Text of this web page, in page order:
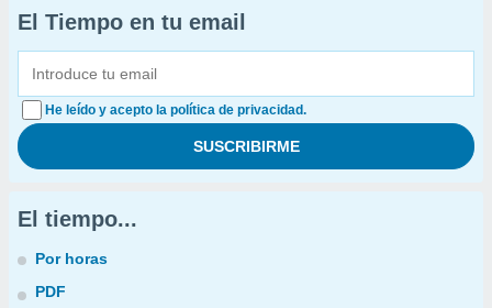
El Tiempo en tu email
He leído y acepto la política de privacidad.
El tiempo...
Por horas
PDF